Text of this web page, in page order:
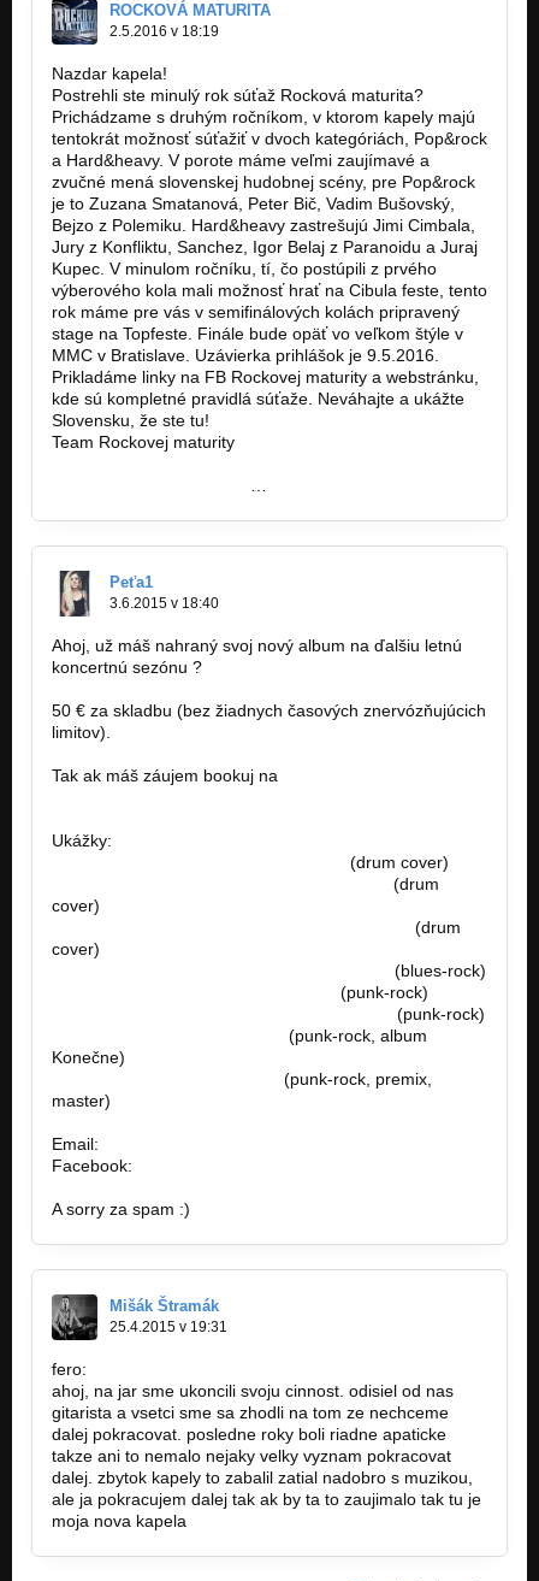
ROCKOVÁ MATURITA
2.5.2016 v 18:19
Nazdar kapela!
Postrehli ste minulý rok súťaž Rocková maturita?
Prichádzame s druhým ročníkom, v ktorom kapely majú
tentokrát možnosť súťažiť v dvoch kategóriách, Pop&rock
a Hard&heavy. V porote máme veľmi zaujímavé a
zvučné mená slovenskej hudobnej scény, pre Pop&rock
je to Zuzana Smatanová, Peter Bič, Vadim Bušovský,
Bejzo z Polemiku. Hard&heavy zastrešujú Jimi Cimbala,
Jury z Konfliktu, Sanchez, Igor Belaj z Paranoidu a Juraj
Kupec. V minulom ročníku, tí, čo postúpili z prvého
výberového kola mali možnosť hrať na Cibula feste, tento
rok máme pre vás v semifinálových kolách pripravený
stage na Topfeste. Finále bude opäť vo veľkom štýle v
MMC v Bratislave. Uzávierka prihlášok je 9.5.2016.
Prikladáme linky na FB Rockovej maturity a webstránku,
kde sú kompletné pravidlá súťaže. Neváhajte a ukážte
Slovensku, že ste tu!
Team Rockovej maturity
Peťa1
3.6.2015 v 18:40
Ahoj, už máš nahraný svoj nový album na ďalšiu letnú
koncertnú sezónu ?
50 € za skladbu (bez žiadnych časových znervózňujúcich
limitov).
Tak ak máš záujem bookuj na
Ukážky:
(drum cover)
(drum
cover)
(drum
cover)
(blues-rock)
(punk-rock)
(punk-rock)
(punk-rock, album
Konečne)
(punk-rock, premix,
master)
Email:
Facebook:
A sorry za spam :)
Mišák Štramák
25.4.2015 v 19:31
fero:
ahoj, na jar sme ukoncili svoju cinnost. odisiel od nas
gitarista a vsetci sme sa zhodli na tom ze nechceme
dalej pokracovat. posledne roky boli riadne apaticke
takze ani to nemalo nejaky velky vyznam pokracovat
dalej. zbytok kapely to zabalil zatial nadobro s muzikou,
ale ja pokracujem dalej tak ak by ta to zaujimalo tak tu je
moja nova kapela